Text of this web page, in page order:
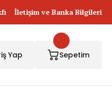
İletişim ve Banka Bilgileri
Yap Sepetim